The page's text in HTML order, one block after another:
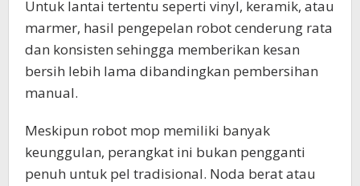
Untuk lantai tertentu seperti vinyl, keramik, atau
marmer, hasil pengepelan robot cenderung rata
dan konsisten sehingga memberikan kesan
bersih lebih lama dibandingkan pembersihan
manual.
Meskipun robot mop memiliki banyak
keunggulan, perangkat ini bukan pengganti
penuh untuk pel tradisional. Noda berat atau